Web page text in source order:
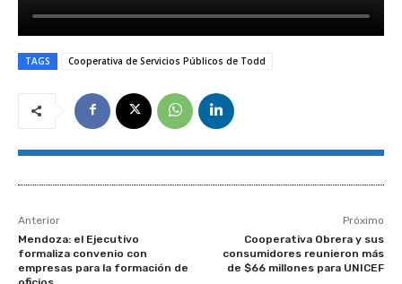
TAGS Cooperativa de Servicios Públicos de Todd
Anterior
Mendoza: el Ejecutivo
formaliza convenio con
empresas para la formación de
Próximo
Cooperativa Obrera y sus
consumidores reunieron más
de $66 millones para UNICEF